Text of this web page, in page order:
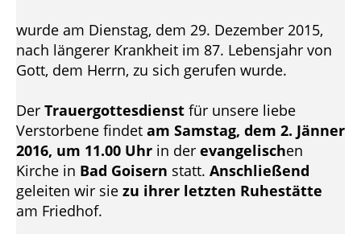
wurde am Dienstag, dem 29. Dezember 2015,
nach längerer Krankheit im 87. Lebensjahr von
Gott, dem Herrn, zu sich gerufen wurde.
Der Trauergottesdienst für unsere liebe
Verstorbene findet am Samstag, dem 2. Jänner
2016, um 11.00 Uhr in der evangelischen
Kirche in Bad Goisern statt. Anschließend
geleiten wir sie zu ihrer letzten Ruhestätte
am Friedhof.